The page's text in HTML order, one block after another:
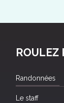
ROULEZ
Randonnées
Le staff